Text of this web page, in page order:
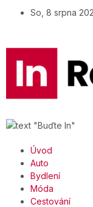
So, 8 srpna
Úvod
Auto
Bydlení
Móda
Cestování